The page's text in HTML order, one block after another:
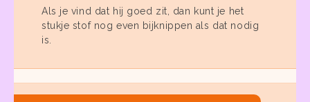
Als je vind dat hij goed zit, dan kunt je het
stukje stof nog even bijknippen als dat nodig
is.